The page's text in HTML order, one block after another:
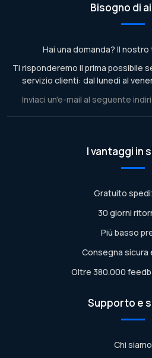
Bisogno di
Hai una domanda? Il
Ti risponderemo il prima possibile
servizio clienti: dal lunedì al
Inviaci un'e-mail al seguente
I vantaggi in
Gratuito
30 giorni
Più basso
Consegna sicura
Oltre 380.000
Supporto e
Chi siamo